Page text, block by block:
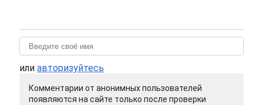
или авторизуйтесь
Комментарии от анонимных пользователей
появляются на сайте только после проверки